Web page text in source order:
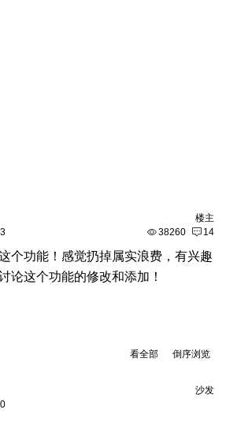
楼主
38260 14
个功能！感觉扔掉属实浪费，有兴趣
论这个功能的修改和添加！
倒序浏览
看全部
沙发